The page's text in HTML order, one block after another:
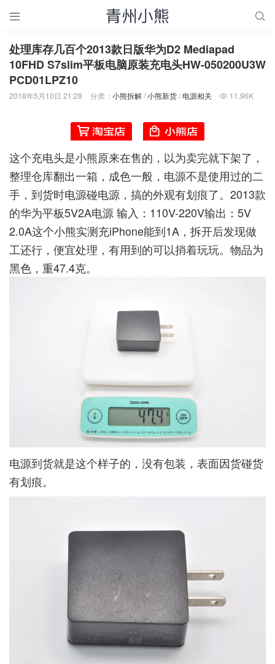
 
处理库存几百个2013款日版华为D2 Mediapad
10FHD S7slim平板电脑原装充电头HW-050200U3W
PCD01LPZ10
2018年5月10日 21:28 分类： 小熊拆解/小熊新货/ 电源相关  11.96K
这个充电头是小熊原来在售的，以为卖完就下架了，
整理仓库翻出一箱，成色一般，电源不是使用过的二
手，到货时电源碰电源，搞的外观有划痕了。2013款
的华为平板5V2A电源 输入：110V-220V输出：5V
2.0A这个小熊实测充iPhone能到1A，拆开后发现做
工还行，便宜处理，有用到的可以捎着玩玩。物品为
黑色，重47.4克。
电源到货就是这个样子的，没有包装，表面因货碰货
有划痕。